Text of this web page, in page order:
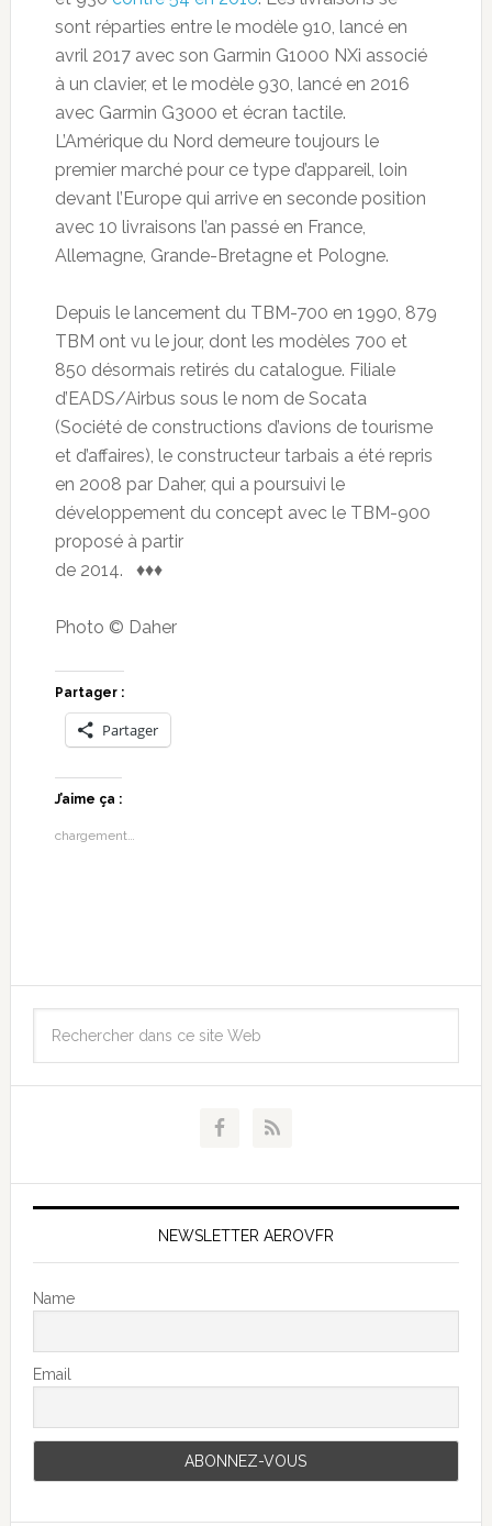
sont réparties entre le modèle 910, lancé en
avril 2017 avec son Garmin G1000 NXi associé
à un clavier, et le modèle 930, lancé en 2016
avec Garmin G3000 et écran tactile.
L’Amérique du Nord demeure toujours le
premier marché pour ce type d’appareil, loin
devant l’Europe qui arrive en seconde position
avec 10 livraisons l’an passé en France,
Allemagne, Grande-Bretagne et Pologne.
Depuis le lancement du TBM-700 en 1990, 879
TBM ont vu le jour, dont les modèles 700 et
850 désormais retirés du catalogue. Filiale
d’EADS/Airbus sous le nom de Socata
(Société de constructions d’avions de tourisme
et d’affaires), le constructeur tarbais a été repris
en 2008 par Daher, qui a poursuivi le
développement du concept avec le TBM-900
proposé à partir
de 2014. ♦♦♦
Photo © Daher
Partager :
Partager
J’aime ça :
chargement…
NEWSLETTER AEROVFR
Name
Email